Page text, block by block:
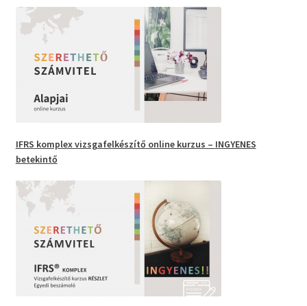
IFRS komplex vizsgafelkészítő online kurzus – INGYENES
betekintő